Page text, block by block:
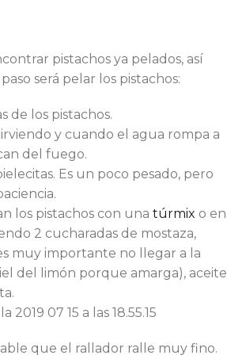
pistachos ya pelados, así
será pelar los pistachos:
de los pistachos.
y cuando el agua rompa a
del fuego.
Es un poco pesado, pero
los pistachos con una túrmix o en
2 cucharadas de mostaza,
muy importante no llegar a la
del limón porque amarga), aceite
que el rallador ralle muy fino.